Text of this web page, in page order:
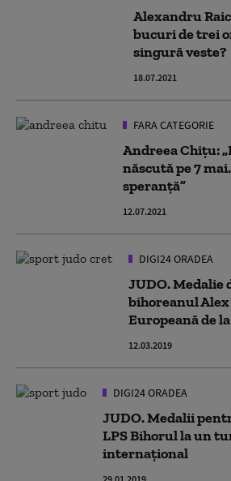
Alexandru
bucuri de trei
singură veste?
18.07.2021
FARA CATEGORIE
Andreea Chițu:
născută pe 7
speranță”
12.07.2021
DIGI24 ORADEA
JUDO. Medalie
bihoreanul
Europeană de
12.03.2019
DIGI24 ORADEA
JUDO. Medalii
LPS Bihorul la un
internațional